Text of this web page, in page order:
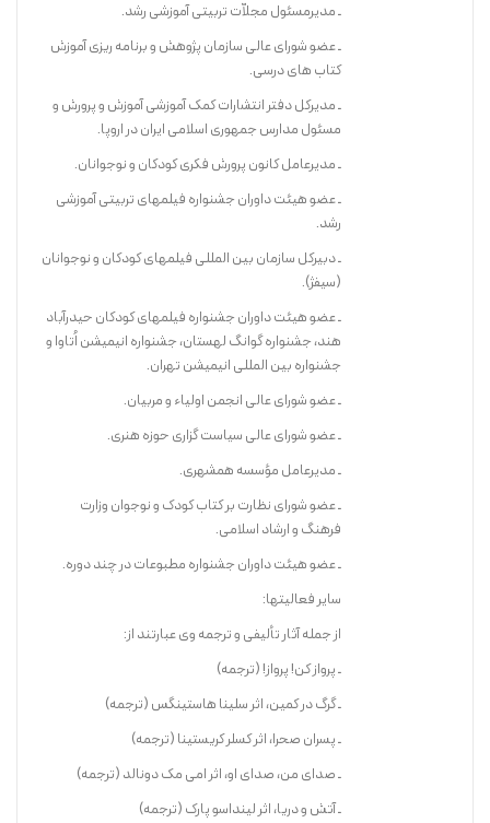
پنگوئن کوچولو بسیار کنجکاو است و دلش می‌خواهد از هر چیزی سر در
بیاورد. برای همین مرتب سؤال می‌کند؛ مثلا ً می‌خواهد بداند “عمق دریا چه
قدر است؟”یک روز توی آب دریا شیرجه می‌زند و این سؤال را از حیوانات
مختلف دریا می‌پرسد و به جواب نمی‌رسد. بعد سوار یک زیردریایی می‌شود
و پایین و پایین‌تر می‌رود … تا شاید بفهمد عمق دریا چه قدر است. شما فکر
می‌کنید پنگوئن می‌تواند به جواب سؤالش برسد؟
ـ مدیرمسئول مجلاّت تربیتی­ آموزشی رشد.
ـ عضو شورای عالی سازمان پژوهش و برنامه­ ریزی آموزش
کتاب های درسی.
ـ مدیرکل دفتر انتشارات کمک آموزشی آموزش و پرورش و
مسئول مدارس جمهوری اسلامی ایران در اروپا.
ـ مدیرعامل کانون پرورش فکری کودکان و نوجوانان.
ـ عضو هیئت داوران جشنواره فیلمهای تربیتی آموزشی
رشد.
ـ دبیرکل سازمان بین ­المللی فیلمهای کودکان و نوجوانان
(سیفژ).
ـ عضو هیئت داوران جشنواره فیلمهای کودکان حیدرآباد
هند، جشنواره­ گوانگ لهستان، جشنوار­ه­ انیمیشن اُتاوا و
جشنواره بین­ المللی انیمیشن تهران.
ـ عضو شورای عالی انجمن اولیاء و مربیان.
ـ عضو شورای عالی سیاست­ گزاری حوزه هنری.
ـ مدیرعامل مؤسسه همشهری.
ـ عضو شورای نظارت بر کتاب کودک و نوجوان وزارت
فرهنگ و ارشاد اسلامی.
ـ عضو هیئت داوران جشنواره مطبوعات در چند دوره.
سایر فعالیتها:
از جمله آثار تألیفی و ترجمه وی عبارتند از:
ـ پرواز کن! پرواز! (ترجمه)
ـ گرگ در کمین، اثر سلینا هاستینگس (ترجمه)
ـ پسران صحرا، اثر کسلر کریستینا (ترجمه)
ـ صدای من، صدای او، اثر امی مک دونالد (ترجمه)
ـ آتش و دریا، اثر لینداسو پارک (ترجمه)